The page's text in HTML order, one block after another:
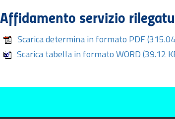
Affidamento servizio
Scarica determina in formato PDF
Scarica tabella in formato WORD (39.12